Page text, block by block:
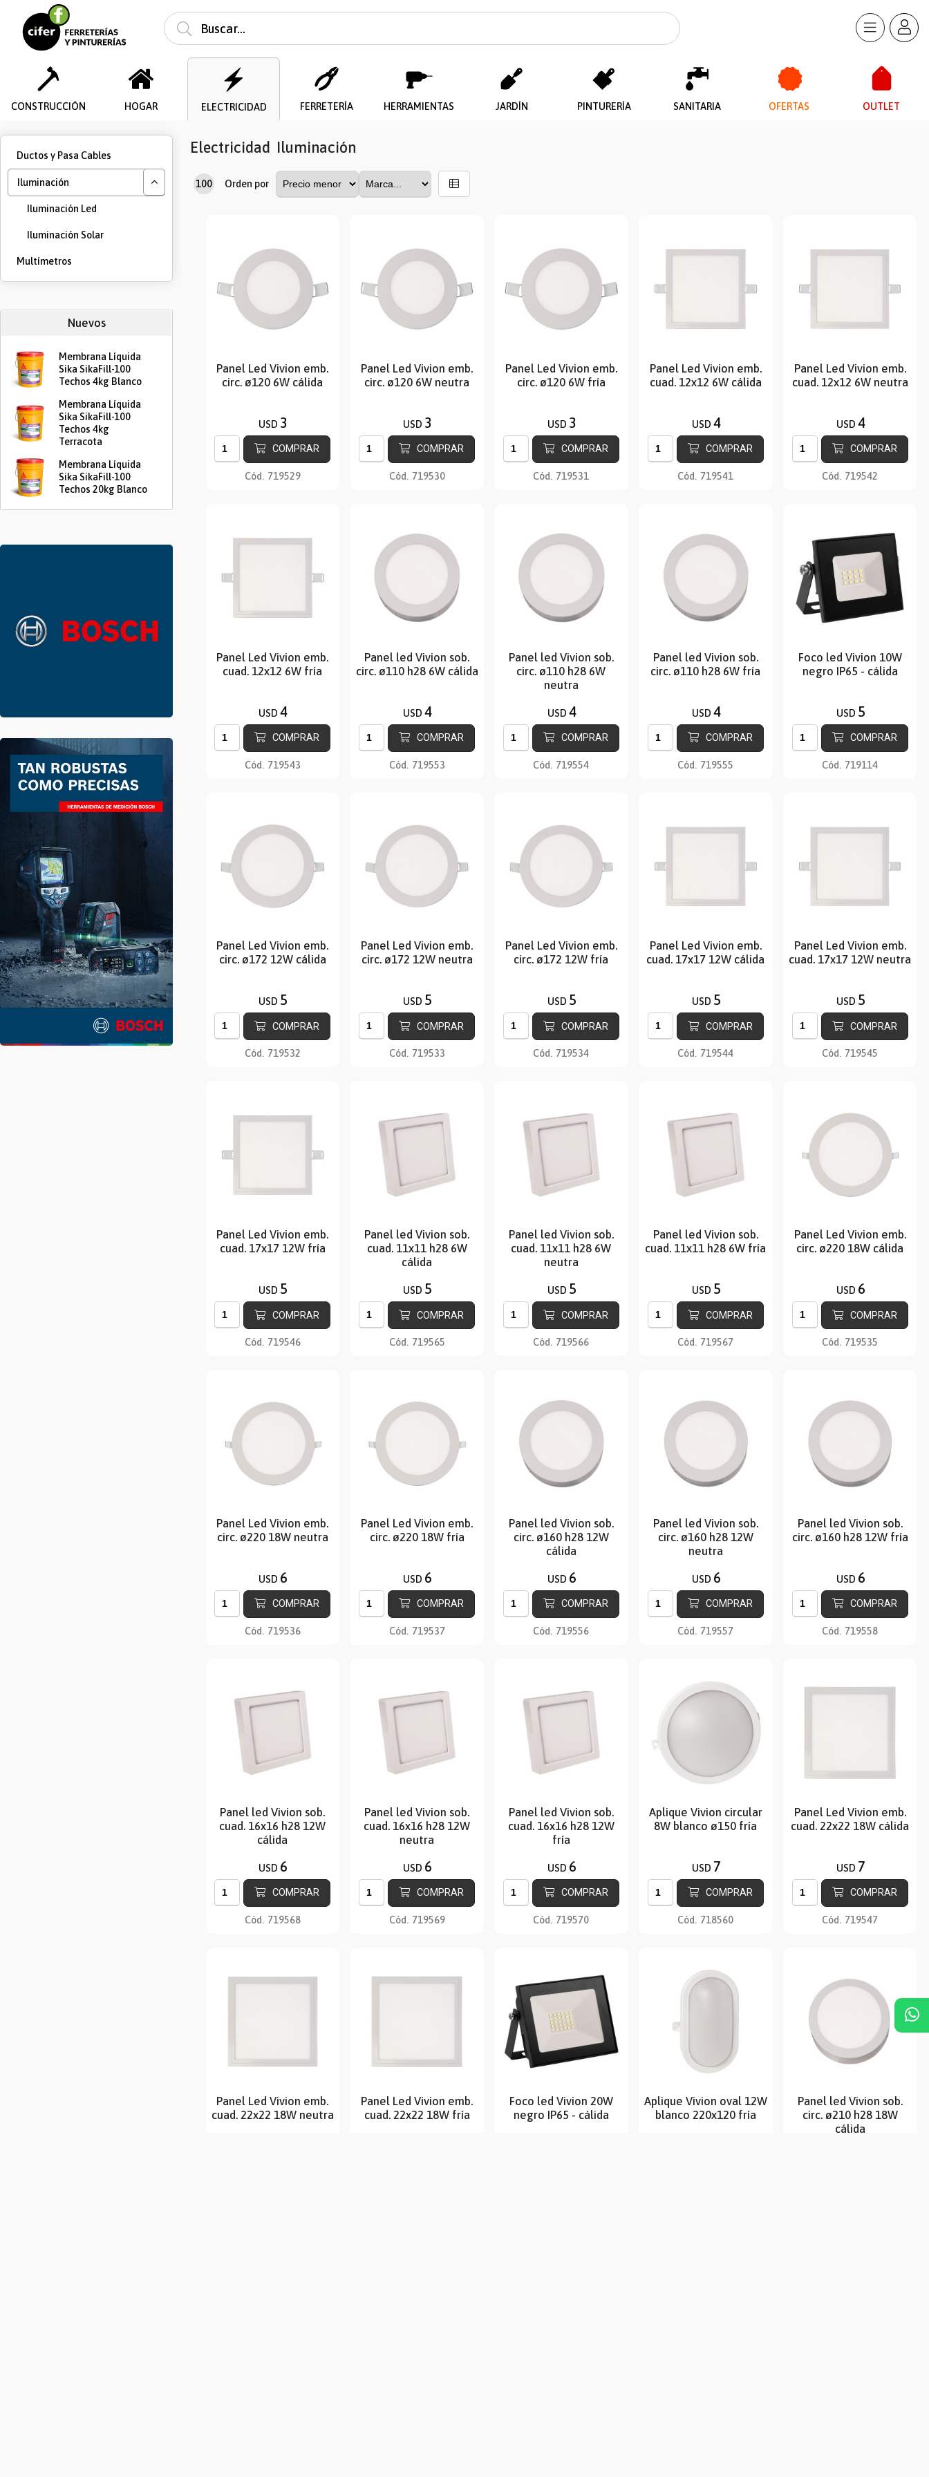
CONSTRUCCIÓN HOGAR ELECTRICIDAD FERRETERÍA HERRAMIENTAS JARDÍN PINTURERÍA SANITARIA OFERTAS OUTLET
Electricidad Iluminación
100 Orden por
Panel Led Vivion emb.
circ. ø120 6W cálida
USD 3
COMPRAR
Cód. 719529
Panel Led Vivion emb.
circ. ø120 6W neutra
USD 3
COMPRAR
Cód. 719530
Panel Led Vivion emb.
circ. ø120 6W fría
USD 3
COMPRAR
Cód. 719531
Panel Led Vivion emb.
cuad. 12x12 6W cálida
USD 4
COMPRAR
Cód. 719541
Panel Led Vivion emb.
cuad. 12x12 6W neutra
USD 4
COMPRAR
Cód. 719542
Panel Led Vivion emb.
cuad. 12x12 6W fría
USD 4
COMPRAR
Cód. 719543
Panel led Vivion sob.
circ. ø110 h28 6W cálida
USD 4
COMPRAR
Cód. 719553
Panel led Vivion sob.
circ. ø110 h28 6W
neutra
USD 4
COMPRAR
Cód. 719554
Panel led Vivion sob.
circ. ø110 h28 6W fría
USD 4
COMPRAR
Cód. 719555
Foco led Vivion 10W
negro IP65 - cálida
USD 5
COMPRAR
Cód. 719114
Panel Led Vivion emb.
circ. ø172 12W cálida
USD 5
COMPRAR
Cód. 719532
Panel Led Vivion emb.
circ. ø172 12W neutra
USD 5
COMPRAR
Cód. 719533
Panel Led Vivion emb.
circ. ø172 12W fría
USD 5
COMPRAR
Cód. 719534
Panel Led Vivion emb.
cuad. 17x17 12W cálida
USD 5
COMPRAR
Cód. 719544
Panel Led Vivion emb.
cuad. 17x17 12W neutra
USD 5
COMPRAR
Cód. 719545
Panel Led Vivion emb.
cuad. 17x17 12W fría
USD 5
COMPRAR
Cód. 719546
Panel led Vivion sob.
cuad. 11x11 h28 6W
cálida
USD 5
COMPRAR
Cód. 719565
Panel led Vivion sob.
cuad. 11x11 h28 6W
neutra
USD 5
COMPRAR
Cód. 719566
Panel led Vivion sob.
cuad. 11x11 h28 6W fría
USD 5
COMPRAR
Cód. 719567
Panel Led Vivion emb.
circ. ø220 18W cálida
USD 6
COMPRAR
Cód. 719535
Panel Led Vivion emb.
circ. ø220 18W neutra
USD 6
COMPRAR
Cód. 719536
Panel Led Vivion emb.
circ. ø220 18W fría
USD 6
COMPRAR
Cód. 719537
Panel led Vivion sob.
circ. ø160 h28 12W
cálida
USD 6
COMPRAR
Cód. 719556
Panel led Vivion sob.
circ. ø160 h28 12W
neutra
USD 6
COMPRAR
Cód. 719557
Panel led Vivion sob.
circ. ø160 h28 12W fría
USD 6
COMPRAR
Cód. 719558
Panel led Vivion sob.
cuad. 16x16 h28 12W
cálida
USD 6
COMPRAR
Cód. 719568
Panel led Vivion sob.
cuad. 16x16 h28 12W
neutra
USD 6
COMPRAR
Cód. 719569
Panel led Vivion sob.
cuad. 16x16 h28 12W
fría
USD 6
COMPRAR
Cód. 719570
Aplique Vivion circular
8W blanco ø150 fría
USD 7
COMPRAR
Cód. 718560
Panel Led Vivion emb.
cuad. 22x22 18W cálida
USD 7
COMPRAR
Cód. 719547
Panel Led Vivion emb.
cuad. 22x22 18W neutra
Panel Led Vivion emb.
cuad. 22x22 18W fría
Foco led Vivion 20W
negro IP65 - cálida
Aplique Vivion oval 12W
blanco 220x120 fría
Panel led Vivion sob.
circ. ø210 h28 18W
cálida
Ductos y Pasa Cables
Iluminación
Iluminación Led
Iluminación Solar
Multímetros
Nuevos
Membrana Líquida
Sika SikaFill-100
Techos 4kg Blanco
Membrana Líquida
Sika SikaFill-100
Techos 4kg
Terracota
Membrana Líquida
Sika SikaFill-100
Techos 20kg Blanco